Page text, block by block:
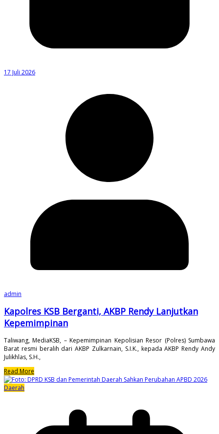
17 Juli 2026
admin
Kapolres KSB Berganti, AKBP Rendy Lanjutkan
Kepemimpinan
Taliwang, MediaKSB, – Kepemimpinan Kepolisian Resor (Polres) Sumbawa
Barat resmi beralih dari AKBP Zulkarnain, S.I.K., kepada AKBP Rendy Andy
Julikhlas, S.H.,
Read More
Daerah